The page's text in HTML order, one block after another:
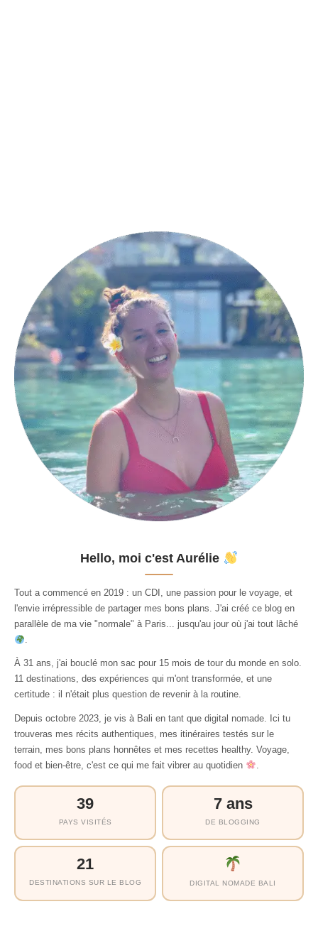
Hello, moi c'est Aurélie
Tout a commencé en 2019 : un CDI, une passion pour le voyage, et
l'envie irrépressible de partager mes bons plans. J'ai créé ce blog en
parallèle de ma vie "normale" à Paris... jusqu'au jour où j'ai tout lâché
.
À 31 ans, j'ai bouclé mon sac pour 15 mois de tour du monde en solo.
11 destinations, des expériences qui m'ont transformée, et une
certitude : il n'était plus question de revenir à la routine.
Depuis octobre 2023, je vis à Bali en tant que digital nomade. Ici tu
trouveras mes récits authentiques, mes itinéraires testés sur le
terrain, mes bons plans honnêtes et mes recettes healthy. Voyage,
food et bien-être, c'est ce qui me fait vibrer au quotidien
39
PAYS VISITÉS
7 ans
DE BLOGGING
21
DESTINATIONS SUR LE BLOG DIGITAL NOMADE BALI